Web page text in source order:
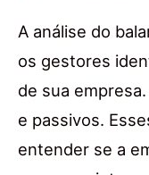
A análise do
os gestores
de sua
e passivos.
entender se a